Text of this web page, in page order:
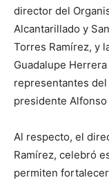
director del
Alcantarillado y
Torres Ramírez, y
Guadalupe
representantes
presidente
Al respecto, el
Ramírez, celebró
permiten